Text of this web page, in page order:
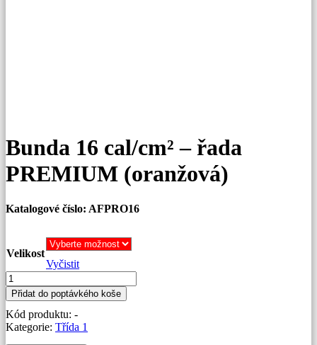
Bunda 16 cal/cm² – řada
PREMIUM (oranžová)
Katalogové číslo: AFPRO16
Velikost
Vyčistit
Bunda
16
cal/cm²
-
řada
Přidat do poptávkého koše
Kód produktu: -
Kategorie: Třída 1